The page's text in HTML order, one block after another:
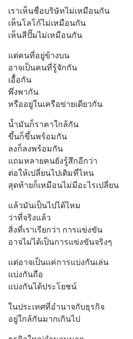
เราเห็นชื่อบริษัทไม่เหมือนกัน
เห็นโลโก้ไม่เหมือนกัน
เห็นสีปั๊มไม่เหมือนกัน
แต่คนที่อยู่ข้างบน
อาจเป็นคนที่รู้จักกัน
เอื้อกัน
พึ่งพากัน
หรืออยู่ในเครือข่ายเดียวกัน
น้ำมันก็ราคาใกล้กัน
ขึ้นก็ขึ้นพร้อมกัน
ลงก็ลงพร้อมกัน
แถมหลายคนยังรู้สึกอีกว่า
ต่อให้เปลี่ยนไปเติมที่ไหน
สุดท้ายก็เหมือนไม่มีอะไรเปลี่ยน
แล้วมันเป็นไปได้ไหม
ว่าที่จริงแล้ว
สิ่งที่เราเรียกว่า การแข่งขัน
อาจไม่ได้เป็นการแข่งขันจริงๆ
แต่อาจเป็นแค่การแบ่งกันเล่น
แบ่งกันถือ
แบ่งกันได้ประโยชน์
ในประเทศที่อำนาจกับธุรกิจ
อยู่ใกล้กันมากเกินไป